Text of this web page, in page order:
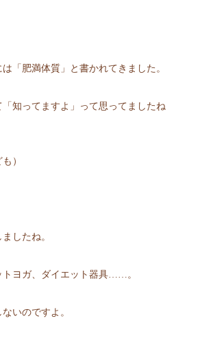
「肥満体質」と書かれてきました。
知ってますよ」って思ってましたね
）
したね。
トヨガ、ダイエット器具……。
いのですよ。